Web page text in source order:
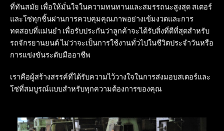
ที่ทันสมัย เพื่อให้มั่นใจในความทนทานและสมรรถนะสูงสุด สเตอร์
และโซ่ทุกชิ้นผ่านการควบคุมคุณภาพอย่างเข้มงวดและการ
ทดสอบที่แม่นยำ เพื่อรับประกันว่าลูกค้าจะได้รับสิ่งที่ดีที่สุดสำหรับ
รถจักรยานยนต์ ไม่ว่าจะเป็นการใช้งานทั่วไปในชีวิตประจำวันหรือ
การแข่งขันระดับมืออาชีพ
เราคือผู้สร้างสรรค์ที่ได้รับความไว้วางใจในการส่งมอบสเตอร์และ
โซ่ที่สมบูรณ์แบบสำหรับทุกความต้องการของคุณ